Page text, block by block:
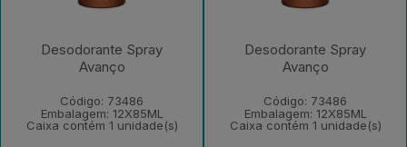
Desodorante Spray
Avanço
Código: 73486
Embalagem: 12X85ML
Caixa contém 1 unidade(s)
Desodorante Spray
Avanço
Código: 73486
Embalagem: 12X85ML
Caixa contém 1 unidade(s)